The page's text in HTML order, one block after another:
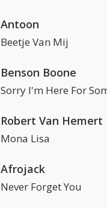
Antoon
Beetje Van Mij
Benson Boone
Sorry I'm Here For
Robert Van Hemert
Mona Lisa
Afrojack
Never Forget You